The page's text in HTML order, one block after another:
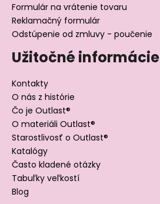
Formulár na vrátenie tovaru
Reklamačný formulár
Odstúpenie od zmluvy - poučenie
Užitočné informácie
Kontakty
O nás z histórie
Čo je Outlast®
O materiáli Outlast®
Starostlivosť o Outlast®
Katalógy
Často kladené otázky
Tabuľky veľkostí
Blog